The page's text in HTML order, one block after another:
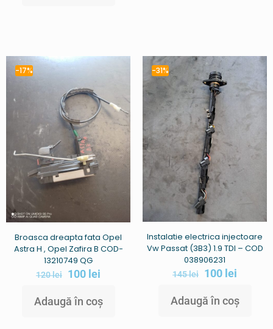
-17%
Broasca dreapta fata Opel
Astra H , Opel Zafira B COD-
13210749 QG
120lei 100 lei
Adaugă în coș
-31%
Instalatie electrica injectoare
Vw Passat (3B3) 1.9 TDI – COD
038906231
145lei 100 lei
Adaugă în coș